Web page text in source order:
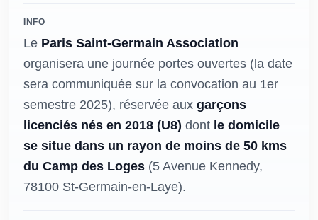
INFO
Le Paris Saint-Germain Association
organisera une journée portes ouvertes (la date
sera communiquée sur la convocation au 1er
semestre 2025), réservée aux garçons
licenciés nés en 2018 (U8) dont le domicile
se situe dans un rayon de moins de 50 kms
du Camp des Loges (5 Avenue Kennedy,
78100 St-Germain-en-Laye).